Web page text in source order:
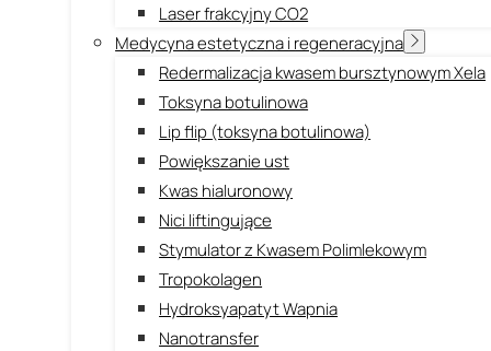
Laser frakcyjny CO2
Medycyna estetyczna i regeneracyjna
Redermalizacja kwasem bursztynowym Xela
Toksyna botulinowa
Lip flip (toksyna botulinowa)
Powiększanie ust
Kwas hialuronowy
Nici liftingujące
Stymulator z Kwasem Polimlekowym
Tropokolagen
Hydroksyapatyt Wapnia
Nanotransfer